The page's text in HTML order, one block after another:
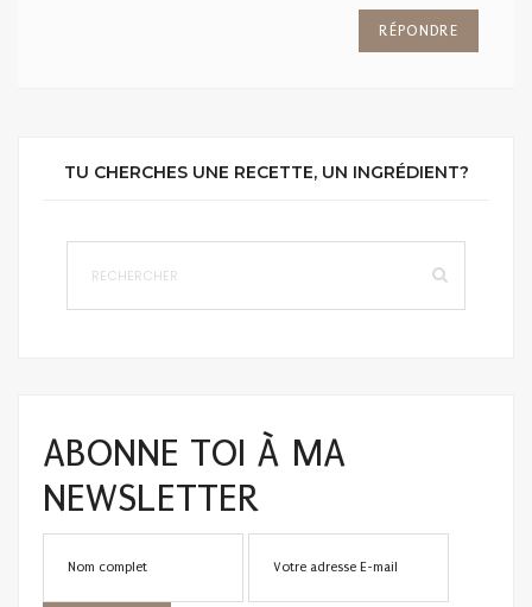
RÉPONDRE
TU CHERCHES UNE RECETTE, UN INGRÉDIENT?
ABONNE TOI À MA
NEWSLETTER